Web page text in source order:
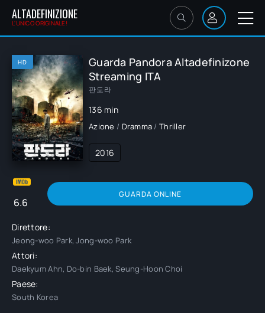
ALTADEFINIZIONE
L'UNICO ORIGINALE!
HD
Guarda Pandora Altadefinizone
Streaming ITA
판도라
136 min
Azione / Dramma /Thriller
2016
6.6
GUARDA ONLINE
Direttore:
Jeong-woo Park, Jong-woo Park
Attori:
Daekyum Ahn, Do-bin Baek, Seung-Hoon Choi
Paese:
South Korea